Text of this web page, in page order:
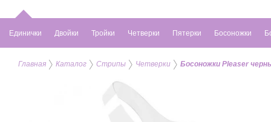
Единички Двойки Тройки Четверки Пятерки Босоножки
Главная Каталог Стрипы Четверки Босоножки Pleaser